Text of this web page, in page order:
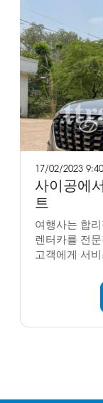
17/02/2023
사이공에
트
여행사는 합
렌터카를 전
고객에게 서